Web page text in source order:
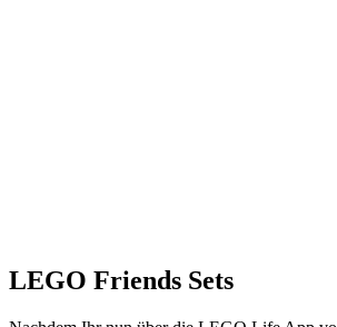
LEGO Friends Sets